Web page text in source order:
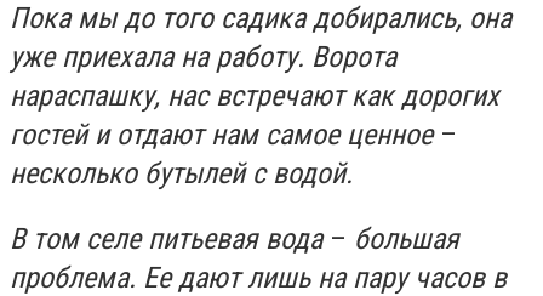
Пока мы до того садика добирались, она
уже приехала на работу. Ворота
нараспашку, нас встречают как дорогих
гостей и отдают нам самое ценное –
несколько бутылей с водой.
В том селе питьевая вода – большая
проблема. Ее дают лишь на пару часов в